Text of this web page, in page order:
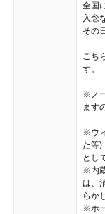
全国
入念
その
こち
す。
※ノ
ます
※ウ
た等)
とし
※内
は、
らか
※ホ